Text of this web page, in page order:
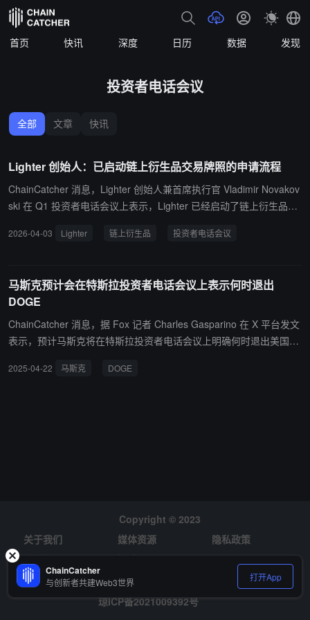
首页 快讯 深度 日历 数据 发现
投资者电话会议
全部 文章 快讯
Lighter 创始人：已启动链上衍生品交易牌照的申请流程
ChainCatcher 消息，Lighter 创始人兼首席执行官 Vladimir Novakov
ski 在 Q1 投资者电话会议上表示，Lighter 已经启动了链上衍生品交
构，没有许可证的话是不可行的。
2026-04-03 Lighter 链上衍生品 投资者电话会议
马斯克预计会在特斯拉投资者电话会议上表示何时退出
DOGE
ChainCatcher 消息，据 Fox 记者 Charles Gasparino 在 X 平台发文
表示，预计马斯克将在特斯拉投资者电话会议上明确何时退出美国政
考虑到削减政府浪费的必要性，对美国而言似乎不利。
2025-04-22 马斯克 DOGE
Copyright © 2023
关于我们
媒体资源
隐私政策
风险提示
招聘
琼ICP备2021009392号
ChainCatcher
与创新者共建Web3世界 打开App